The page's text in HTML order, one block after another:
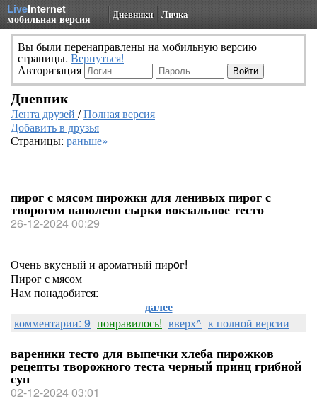
LiveInternet
мобильная версия Дневники Личка
Вы были перенаправлены на мобильную версию
страницы. Вернуться!
Авторизация
Дневник
Лента друзей /Полная версия
Добавить в друзья
Страницы: раньше»
пирог с мясом пирожки для ленивых пирог с
творогом наполеон сырки вокзальное тесто
26-12-2024 00:29
Очень вкусный и ароматный пирoг!
Пирог с мясом
Нам понадобится:
далее
комментарии: 9 понравилось! вверх^ к полной версии
вареники тесто для выпечки хлеба пирожков
рецепты творожного теста черный принц грибной
суп
02-12-2024 03:01